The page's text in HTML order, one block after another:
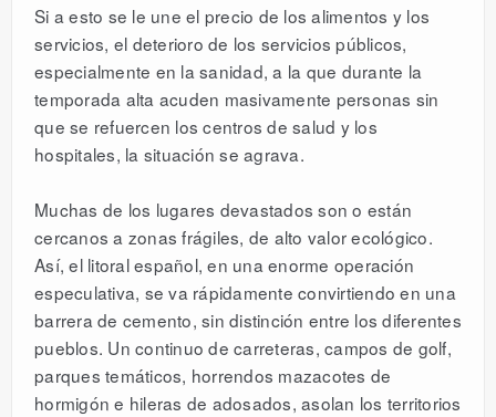
Si a esto se le une el precio de los alimentos y los
servicios, el deterioro de los servicios públicos,
especialmente en la sanidad, a la que durante la
temporada alta acuden masivamente personas sin
que se refuercen los centros de salud y los
hospitales, la situación se agrava.
Muchas de los lugares devastados son o están
cercanos a zonas frágiles, de alto valor ecológico.
Así, el litoral español, en una enorme operación
especulativa, se va rápidamente convirtiendo en una
barrera de cemento, sin distinción entre los diferentes
pueblos. Un continuo de carreteras, campos de golf,
parques temáticos, horrendos mazacotes de
hormigón e hileras de adosados, asolan los territorios